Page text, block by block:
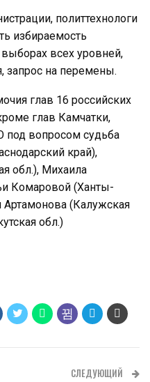
политтехнологи
избираемость
всех уровней,
запрос на перемены.
глав 16 российских
глав Камчатки,
под вопросом судьба
край),
обл.), Михаила
Комаровой (Ханты-
Артамонова (Калужская
обл.)
СЛЕДУЮЩИЙ